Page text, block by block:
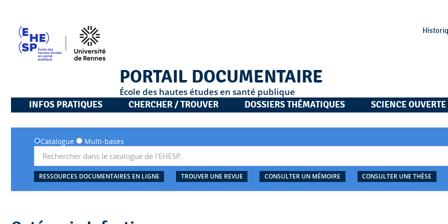
PORTAIL DOCUMENTAIRE
École des hautes études en santé publique
INFOS PRATIQUES
CHERCHER / TROUVER DOSSIERS THÉMATIQUES SCIENCE OUVERTE
Catalogue Multi-bases
RESSOURCES DOCUMENTAIRES EN LIGNE TROUVER UNE REVUE CONSULTER UN MÉMOIRE CONSULTER UNE THÈSE